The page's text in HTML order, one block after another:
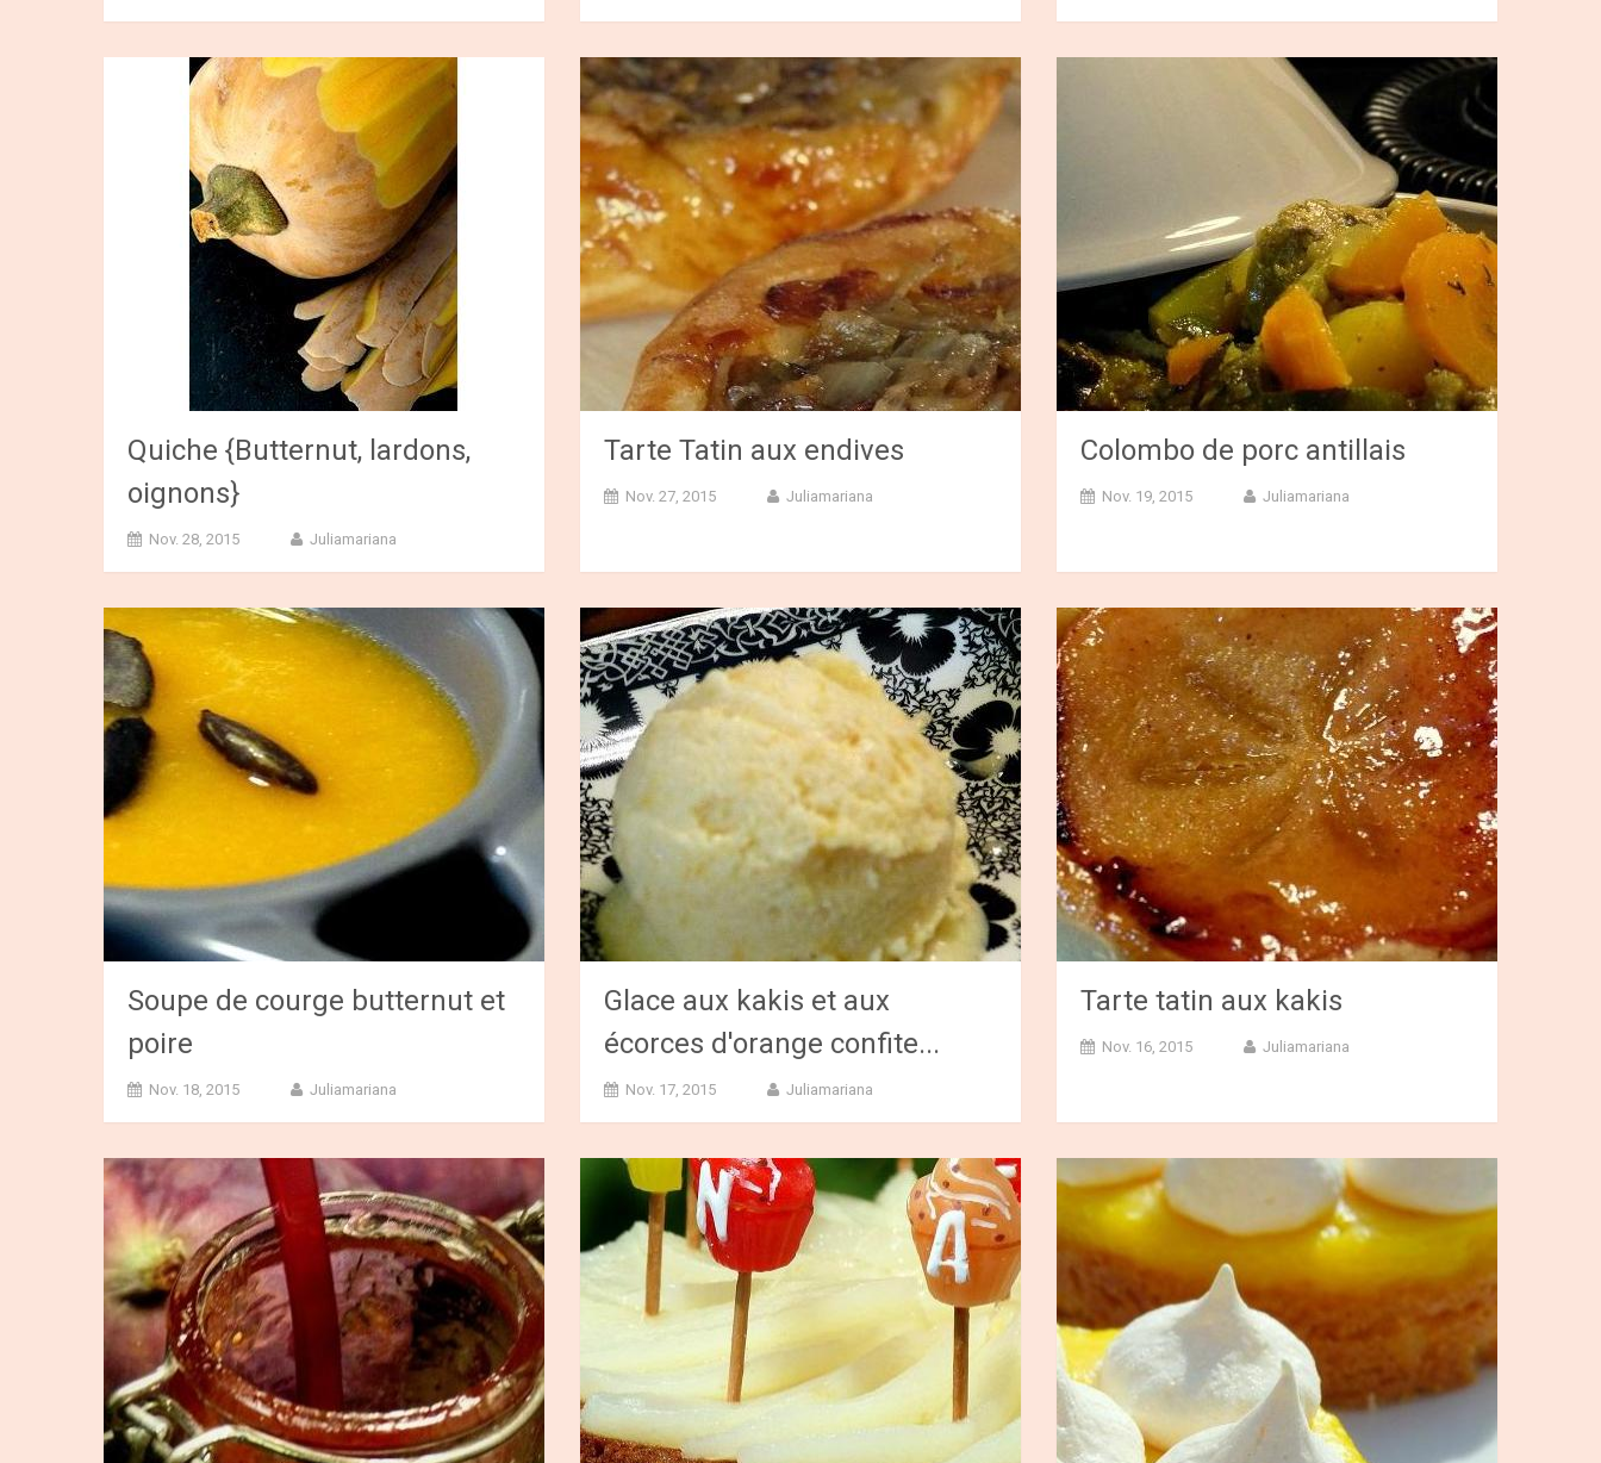
Quiche {Butternut, lardons,
oignons}
Nov. 28, 2015 Juliamariana
Tarte Tatin aux endives
Nov. 27, 2015 Juliamariana
Colombo de porc antillais
Nov. 19, 2015 Juliamariana
Soupe de courge butternut et
poire
Nov. 18, 2015 Juliamariana
Glace aux kakis et aux
écorces d'orange confite...
Nov. 17, 2015 Juliamariana
Tarte tatin aux kakis
Nov. 16, 2015 Juliamariana